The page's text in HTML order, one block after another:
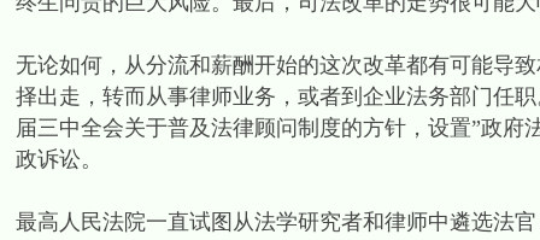
无论如何，从分流和薪酬开始的这次改革都有可能导
择出走，转而从事律师业务，或者到企业法务部门任
届三中全会关于普及法律顾问制度的方针，设置”政府
政诉讼。
最高人民法院一直试图从法学研究者和律师中遴选法